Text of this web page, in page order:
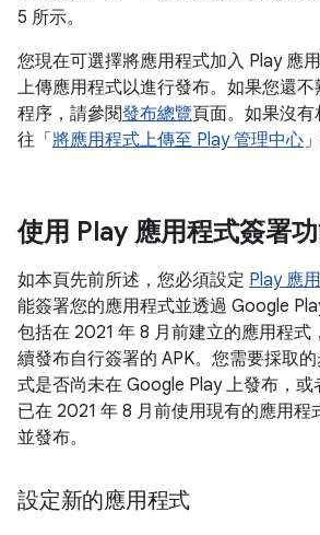
5 所示。
您現在可選擇將應用程式加入 Play 應
上傳應用程式以進行發布。如果您還
程序，請參閱發布總覽頁面。如果沒
往「 將應用程式上傳至 Play 管理中心
使用 Play 應用程式簽署
如本頁先前所述，您必須設定 Play 應
能簽署您的應用程式並透過 Google
包括在 2021 年 8 月前建立的應用程式
續發布自行簽署的 APK。您需要採取
式是否尚未在 Google Play 上發布，
已在 2021 年 8 月前使用現有的應用程
並發布。
設定新的應用程式